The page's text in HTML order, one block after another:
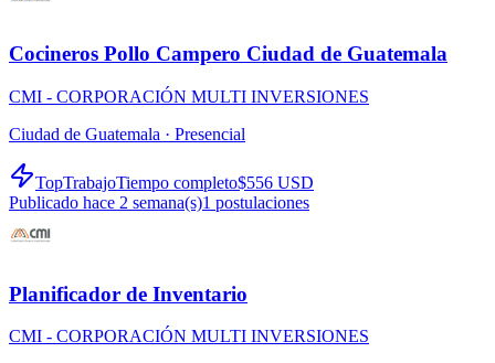
Cocineros Pollo Campero Ciudad de Guatemala
CMI - CORPORACIÓN MULTI INVERSIONES
Ciudad de Guatemala · Presencial
TopTrabajoTiempo completo$556 USD
Publicado hace 2 semana(s)1 postulaciones
Planificador de Inventario
CMI - CORPORACIÓN MULTI INVERSIONES